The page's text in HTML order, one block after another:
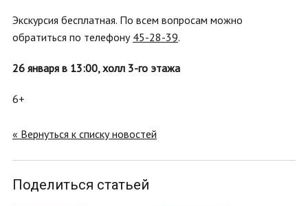
Экскурсия бесплатная. По всем вопросам можно
обратиться по телефону 45-28-39.
26 января в 13:00, холл 3-го этажа
6+
« Вернуться к списку новостей
Поделиться статьей